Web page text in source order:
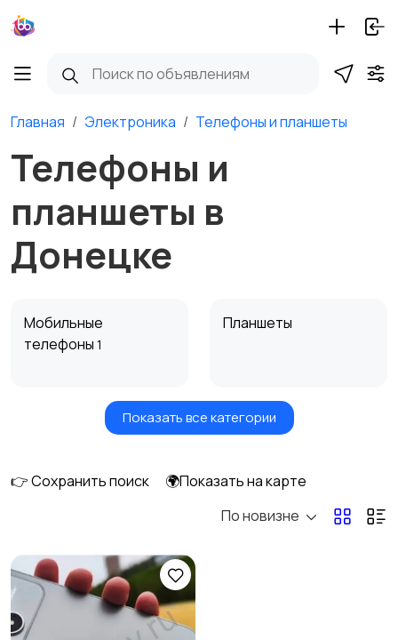
Главная Электроника Телефоны и планшеты
Телефоны и
планшеты в
Донецке
Мобильные
телефоны 1
Планшеты
Умные часы и
Стационарные
Запчасти
Внешние
Показать все категории
👉 Сохранить поиск
🌍Показать на карте
По новизне